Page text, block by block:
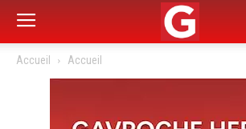
Accueil Accueil